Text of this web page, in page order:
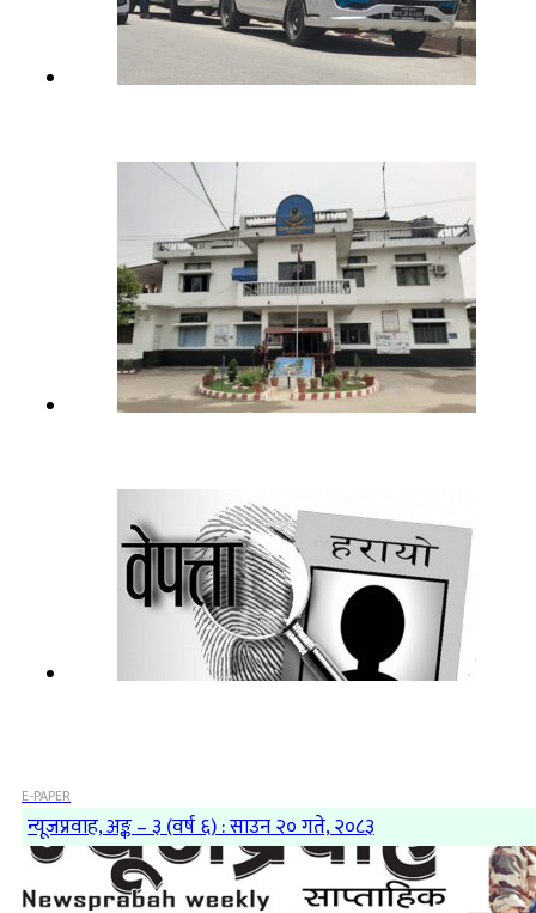
E-PAPER
न्यूजप्रवाह, अङ्क – ३ (वर्ष ६) : साउन २० गते, २०८३